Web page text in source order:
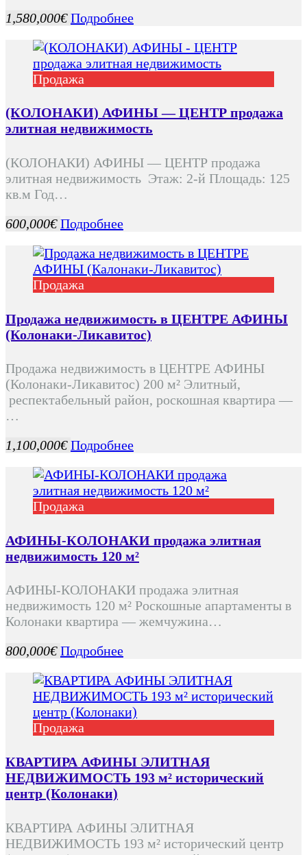
1,580,000€Подробнее
Продажа
(КОЛОНАКИ) АФИНЫ — ЦЕНТР продажа
элитная недвижимость
(КОЛОНАКИ) АФИНЫ — ЦЕНТР продажа
элитная недвижимость Этаж: 2-й Площадь: 125
кв.м Год…
600,000€Подробнее
Продажа
Продажа недвижимость в ЦЕНТРЕ АФИНЫ
(Колонаки-Ликавитос)
Продажа недвижимость в ЦЕНТРЕ АФИНЫ
(Колонаки-Ликавитос) 200 м² Элитный,
респектабельный район, роскошная квартира —
…
1,100,000€Подробнее
Продажа
АФИНЫ-КОЛОНАКИ продажа элитная
недвижимость 120 м²
АФИНЫ-КОЛОНАКИ продажа элитная
недвижимость 120 м² Роскошные апартаменты в
Колонаки квартира — жемчужина…
800,000€Подробнее
Продажа
КВАРТИРА АФИНЫ ЭЛИТНАЯ
НЕДВИЖИМОСТЬ 193 м² исторический
центр (Колонаки)
КВАРТИРА АФИНЫ ЭЛИТНАЯ
НЕДВИЖИМОСТЬ 193 м² исторический центр